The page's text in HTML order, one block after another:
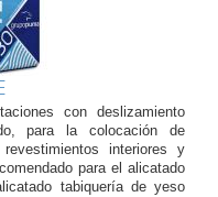
con deslizamiento
para la colocación de
interiores y
para el alicatado
tabiquería de yeso